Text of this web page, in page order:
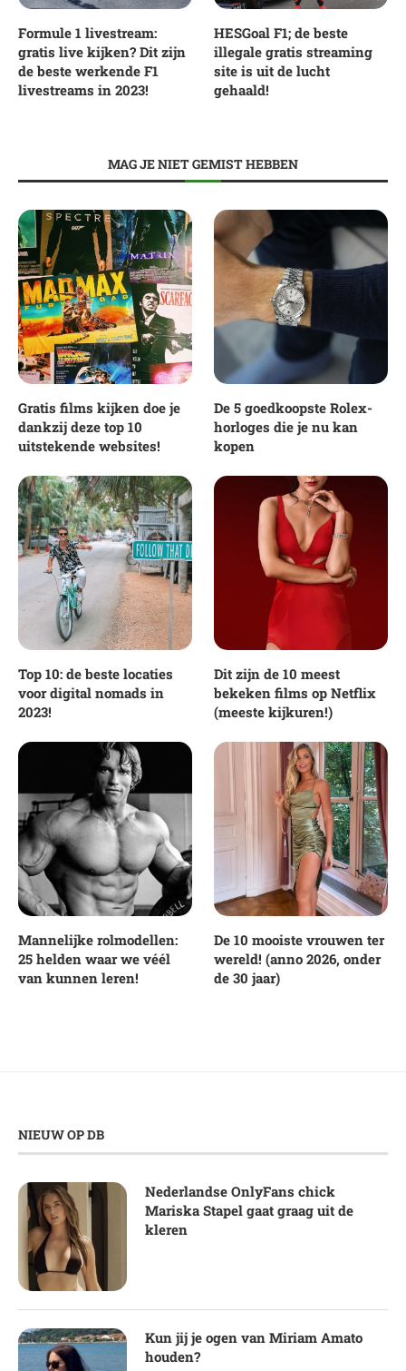
Formule 1 livestream:
gratis live kijken? Dit zijn
de beste werkende F1
livestreams in 2023!
HESGoal F1; de beste
illegale gratis streaming
site is uit de lucht
gehaald!
MAG JE NIET GEMIST HEBBEN
Gratis films kijken doe je
dankzij deze top 10
uitstekende websites!
De 5 goedkoopste Rolex-
horloges die je nu kan
kopen
Top 10: de beste locaties
voor digital nomads in
2023!
Dit zijn de 10 meest
bekeken films op Netflix
(meeste kijkuren!)
Mannelijke rolmodellen:
25 helden waar we véél
van kunnen leren!
De 10 mooiste vrouwen ter
wereld! (anno 2026, onder
de 30 jaar)
NIEUW OP DB
Nederlandse OnlyFans chick
Mariska Stapel gaat graag uit de
kleren
Kun jij je ogen van Miriam Amato
houden?